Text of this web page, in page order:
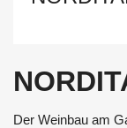
Der Weinbau am